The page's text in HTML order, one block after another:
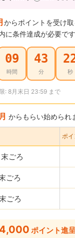
からポイントを受け
に条件達成が必要です
09
時間
43
分 秒
: 8月末日 23:59 まで
からもらい始められ
ポイ
ごろ
ごろ
ごろ
ポイント進